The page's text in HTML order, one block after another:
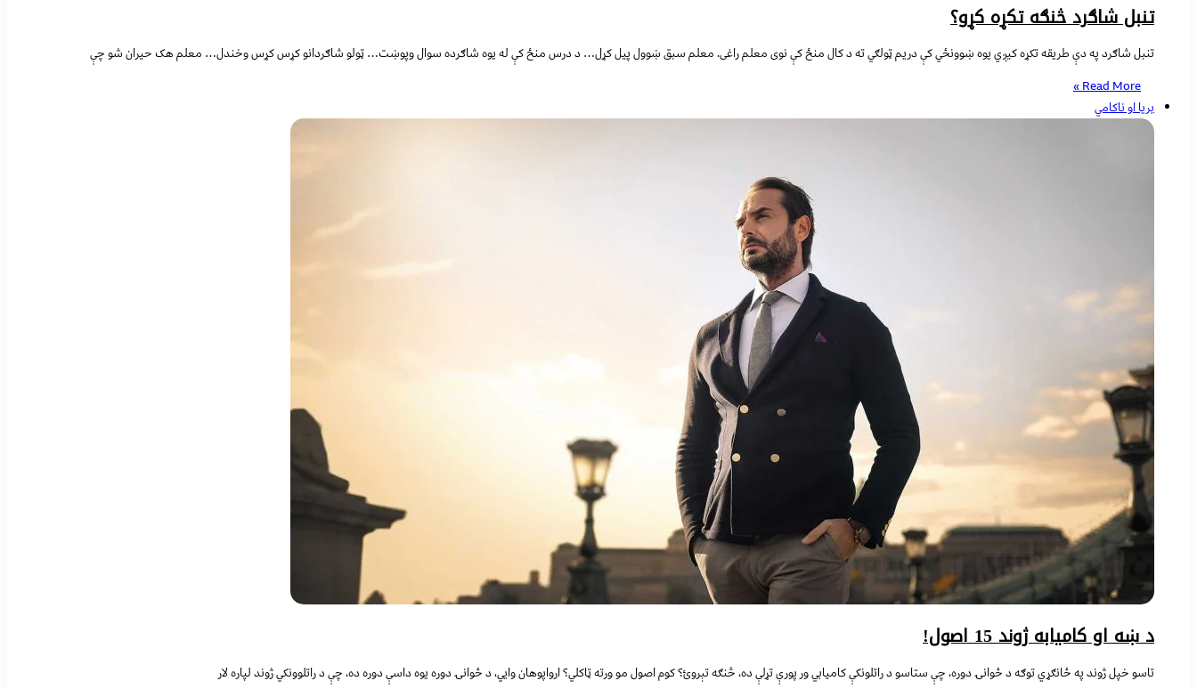
تنبل شاګرد څنګه تکړه کړو؟
تنبل شاګرد په دې طریقه تکړه کیږي یوه ښوونځي کې دریم ټولګي ته د کال منځ کې نوی معلم راغی. معلم سبق ښوول پیل کړل… د درس منځ کې له یوه شاګرده سوال وپوښت… ټولو شاګردانو کړس کړس وخندل… معلم هک حیران شو چې
Read More »
بریا او ناکامي
د ښه او کامیابه ژوند 15 اصول!
تاسو خپل ژوند په ځانګړي توګه د ځوانۍ دوره، چې ستاسو د راتلونکې کامیابي ور پورې تړلې ده، څنګه تېروئ؟ کوم اصول مو ورته ټاکلي؟ ارواپوهان وایي، د ځوانۍ دوره یوه داسې دوره ده، چې د راتلوونکي ژوند لپاره لار